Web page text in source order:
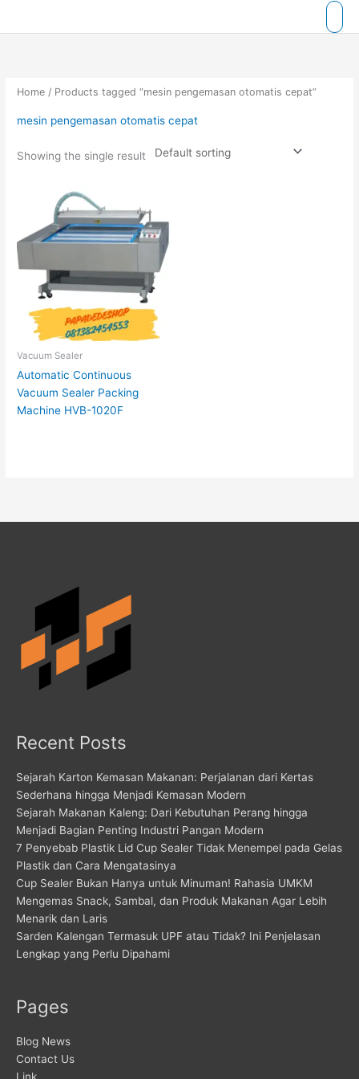
Home / Products tagged “mesin pengemasan otomatis cepat”
mesin pengemasan otomatis cepat
Showing the single result
Vacuum Sealer
Automatic Continuous
Vacuum Sealer Packing
Machine HVB-1020F
Recent Posts
Sejarah Karton Kemasan Makanan: Perjalanan dari Kertas
Sederhana hingga Menjadi Kemasan Modern
Sejarah Makanan Kaleng: Dari Kebutuhan Perang hingga
Menjadi Bagian Penting Industri Pangan Modern
7 Penyebab Plastik Lid Cup Sealer Tidak Menempel pada Gelas
Plastik dan Cara Mengatasinya
Cup Sealer Bukan Hanya untuk Minuman! Rahasia UMKM
Mengemas Snack, Sambal, dan Produk Makanan Agar Lebih
Menarik dan Laris
Sarden Kalengan Termasuk UPF atau Tidak? Ini Penjelasan
Lengkap yang Perlu Dipahami
Pages
Blog News
Contact Us
Link